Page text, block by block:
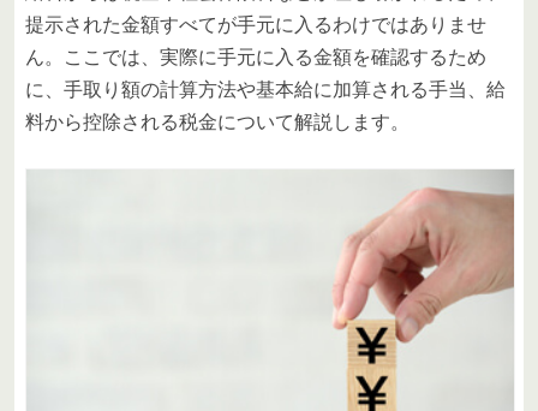
提示された金額すべてが手元に入るわけではありませ
ん。ここでは、実際に手元に入る金額を確認するため
に、手取り額の計算方法や基本給に加算される手当、給
料から控除される税金について解説します。